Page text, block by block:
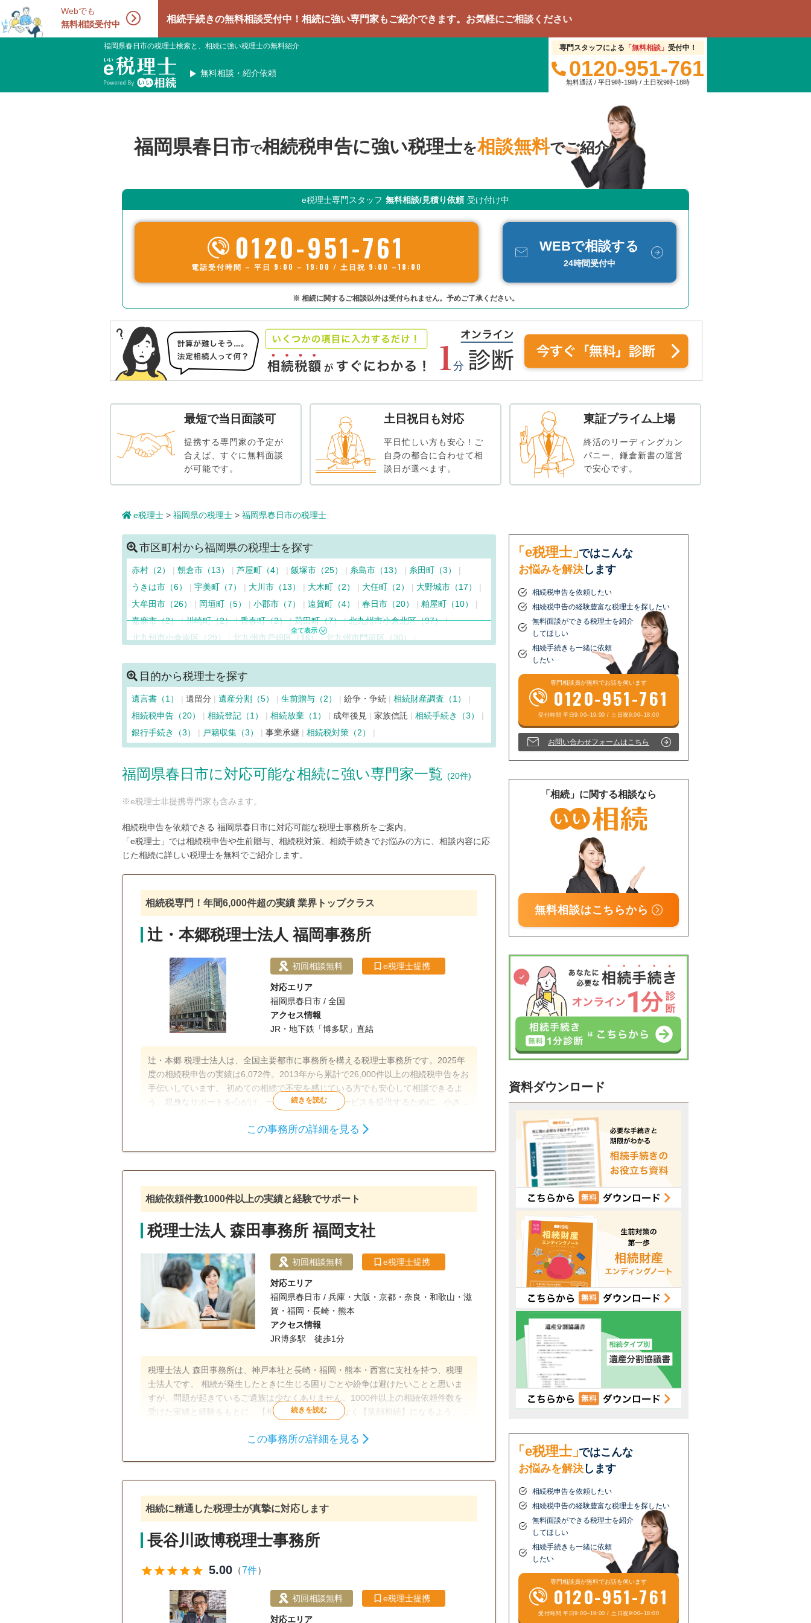
Webでも
無料相談受付中相続手続きの無料相談受付中！相続に強い専門家もご紹介できます。お気軽にご相談ください
福岡県春日市の税理士検索と、相続に強い税理士の無料紹介
無料相談・紹介依頼
専門スタッフによる 「無料相談」 受付中！
0120-951-761
無料通話 / 平日9時-19時 / 土日祝9時-18時
福岡県春日市で相続税申告に強い税理士を相談無料でご紹介
e税理士専門スタッフ 無料相談/見積り依頼 受け付け中
0120-951-761
電話受付時間 – 平日 9:00 – 19:00 / 土日祝 9:00 –18:00
WEBで相談する
24時間受付中
※ 相続に関するご相談以外は受付られません。予めご了承ください。
最短で当日面談可
提携する専門家の予定が
合えば、すぐに無料面談
が可能です。
土日祝日も対応
平日忙しい方も安心！ご
自身の都合に合わせて相
談日が選べます。
東証プライム上場
終活のリーディングカン
パニー、鎌倉新書の運営
で安心です。
e税理士 > 福岡県の税理士 > 福岡県春日市の税理士
市区町村から福岡県の税理士を探す
赤村（2） 朝倉市（13） 芦屋町（4） 飯塚市（25） 糸島市（13）
糸田町（3）
うきは市（6）
宇美町（7） 大川市（13） 大木町（2） 大任町（2）
大野城市（17）
大牟田市（26）
岡垣町（5） 小郡市（7） 遠賀町（4） 春日市（20）
粕屋町（10）
嘉麻市（2） 川崎町（2） 香春町（2） 苅田町（7） 北九州市小倉北区（97）
北九州市小倉南区（29）
北九州市戸畑区（16）
北九州市門司区（30）
久留米市（104）
桂川町（2）
志免町（8） 新宮町（7） 須惠町（6） 添田町（2） 田川市（19） 大刀洗町（3）
太宰府市（11） 筑後市（8） 筑紫野市（20） 築上町（4） 筑前町（2） 東峰村（2）
那珂川市（5）
中間市（13） 直方市（15） 久山町（5）
広川町（5）
福岡市早良区（43）
福岡市城南区（26） 福岡市中央区（293）
豊前市（12）
水巻町（7） みやこ町（5） みやま市（4） 宮若市（6） 宗像市（15）
目的から税理士を探す
遺言書（1） 遺留分 遺産分割（5） 生前贈与（2） 紛争・争続
相続財産調査（1）
相続税申告（20）
相続登記（1） 相続放棄（1） 成年後見 家族信託
相続手続き（3）
銀行手続き（3）
戸籍収集（3） 事業承継 相続税対策（2）
福岡県春日市に対応可能な相続に強い専門家一覧 (20件)
※e税理士非提携専門家も含みます。
相続税申告を依頼できる 福岡県春日市に対応可能な税理士事務所をご案内。
「e税理士」では相続税申告や生前贈与、相続税対策、相続手続きでお悩みの方に、相談内容に応
じた相続に詳しい税理士を無料でご紹介します。
相続税専門！年間6,000件超の実績 業界トップクラス
辻・本郷税理士法人 福岡事務所
初回相談無料 e税理士提携
対応エリア
福岡県春日市 / 全国
アクセス情報
JR・地下鉄「博多駅」直結
辻・本郷 税理士法人は、全国主要都市に事務所を構える税理士事務所です。2025年
度の相続税申告の実績は6,072件。2013年から累計で26,000件以上の相続税申告をお
手伝いしています。 初めての相続で不安を感じている方でも安心して相談できるよ
う、親身なサポートを心がけ、一人ひとり適切なサービスを提供するために、小さな
生前贈与 相続税申告 相続税対策
この事務所の詳細を見る
相続依頼件数1000件以上の実績と経験でサポート
税理士法人 森田事務所 福岡支社
初回相談無料 e税理士提携
対応エリア
福岡県春日市 / 兵庫・大阪・京都・奈良・和歌山・滋
賀・福岡・長崎・熊本
アクセス情報
JR博多駅 徒歩1分
税理士法人 森田事務所は、神戸本社と長崎・福岡・熊本・西宮に支社を持つ、税理
士法人です。 相続が発生したときに生じる困りごとや紛争は避けたいことと思いま
すが、問題が起きているご遺族は少なくありません。1000件以上の相続依頼件数を
受けた実績と経験をもとに、【相続】が【争族】でなく【笑顔相続】になるよう、誠
生前贈与 相続税申告 相続税対策
この事務所の詳細を見る
相続に精通した税理士が真摯に対応します
長谷川政博税理士事務所
starstarstarstarstar 5.00 （7件）
初回相談無料 e税理士提携
対応エリア
「e税理士」ではこんな
お悩みを解決 します
相続税申告を依頼したい
相続税申告の経験豊富な税理士を探したい
無料面談ができる税理士を紹介
してほしい
相続手続きも一緒に依頼
したい
専門相談員が無料でお話を伺います
0120-951-761
受付時間 平日9:00–19:00 / 土日祝9:00–18:00
お問い合わせフォームはこちら
「相続」に関する相談なら
無料相談はこちらから
資料ダウンロード
「e税理士」ではこんな
お悩みを解決 します
相続税申告を依頼したい
相続税申告の経験豊富な税理士を探したい
無料面談ができる税理士を紹介
してほしい
相続手続きも一緒に依頼
したい
専門相談員が無料でお話を伺います
0120-951-761